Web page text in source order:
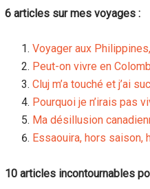
6 articles sur mes voyages :
Voyager aux
Peut-on vivre en
Cluj m’a touché et j’ai
Pourquoi je n’irais pas
Ma désillusion
Essaouira, hors saison,
10 articles incontournables